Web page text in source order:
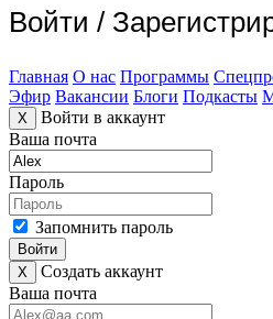
Войти /
Главная О нас Программы
Эфир Вакансии Блоги Подкасты
X
Войти в аккаунт
Ваша почта
Пароль
Запомнить пароль
Войти
X
Создать аккаунт
Ваша почта